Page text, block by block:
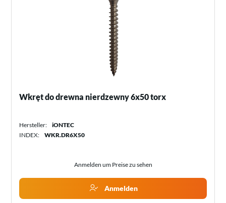
Wkręt do drewna nierdzewny 6x50 torx
Hersteller:
iONTEC
INDEX:
WKR.DR6X50
Anmelden um Preise zu sehen
Anmelden